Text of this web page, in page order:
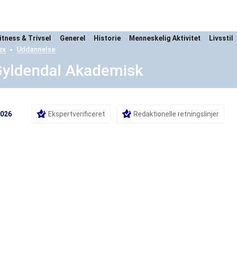
& Trivsel Generel Historie Menneskelig Aktivitet Livsstil
Uddannelse
Akademisk
Ekspertverificeret Redaktionelle retningslinjer